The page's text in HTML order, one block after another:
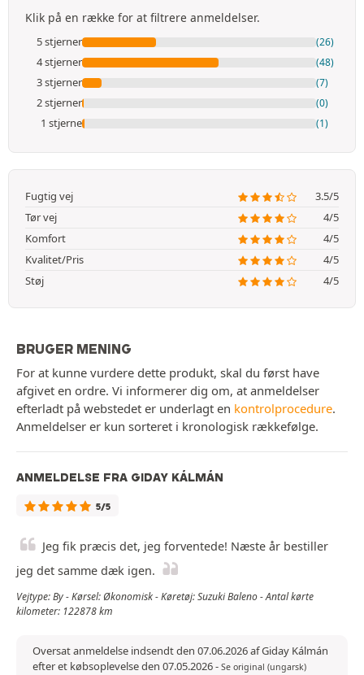
Klik på en række for at filtrere anmeldelser.
5 stjerner (26)
4 stjerner (48)
3 stjerner (7)
2 stjerner (0)
1 stjerne (1)
Fugtig vej
3.5/5
Tør vej
4/5
Komfort
4/5
Kvalitet/Pris
4/5
Støj
4/5
BRUGER MENING
For at kunne vurdere dette produkt, skal du først have
afgivet en ordre. Vi informerer dig om, at anmeldelser
efterladt på webstedet er underlagt en kontrolprocedure.
Anmeldelser er kun sorteret i kronologisk rækkefølge.
ANMELDELSE FRA GIDAY KÁLMÁN
5/5
Jeg fik præcis det, jeg forventede! Næste år bestiller
jeg det samme dæk igen.
Vejtype: By - Kørsel: Økonomisk - Køretøj: Suzuki Baleno - Antal kørte
kilometer: 122878 km
Oversat anmeldelse indsendt den 07.06.2026 af Giday Kálmán
efter et købsoplevelse den 07.05.2026- Se original (ungarsk)